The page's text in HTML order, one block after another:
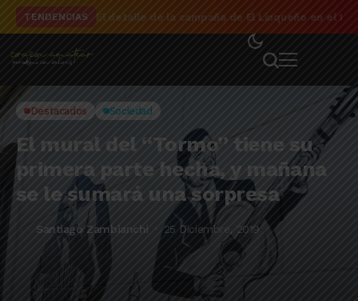
TENDENCIAS El detalle de la campaña de El Linqueño en el
Destacados Sociedad
El mural del “Tormo” tiene su
primera parte hecha, y mañana
se le sumará una sorpresa
Santiago Zambianchi 25 Diciembre, 2019